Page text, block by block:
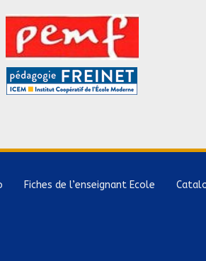
Fiches de l’enseignant Ecole